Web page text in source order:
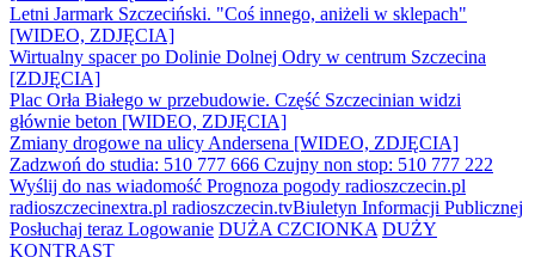
Letni Jarmark Szczeciński. "Coś innego, aniżeli w sklepach"
[WIDEO, ZDJĘCIA]
Wirtualny spacer po Dolinie Dolnej Odry w centrum Szczecina
[ZDJĘCIA]
Plac Orła Białego w przebudowie. Część Szczecinian widzi
głównie beton [WIDEO, ZDJĘCIA]
Zmiany drogowe na ulicy Andersena [WIDEO, ZDJĘCIA]
Zadzwoń do studia: 510 777 666 Czujny non stop: 510 777 222
Wyślij do nas wiadomość Prognoza pogody radioszczecin.pl
radioszczecinextra.pl radioszczecin.tvBiuletyn Informacji Publicznej
Posłuchaj teraz Logowanie DUŻA CZCIONKA DUŻY
KONTRAST